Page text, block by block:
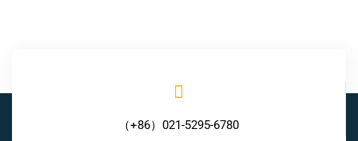
（+86）021-5295-6780